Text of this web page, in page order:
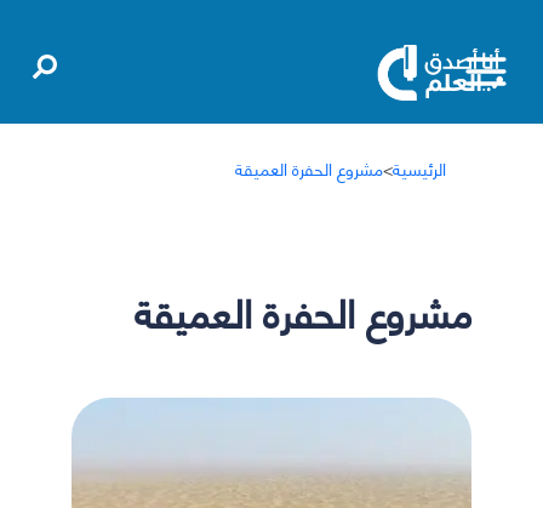
الرئيسية>مشروع الحفرة العميقة
مشروع الحفرة العميقة